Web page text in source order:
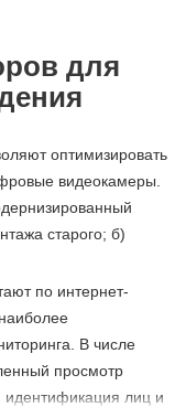
для
оптимизировать
видеокамеры.
старого; б)
по интернет-
В числе
просмотр
идентификация лиц и